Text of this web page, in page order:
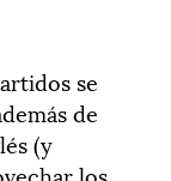
se
de
(y
los